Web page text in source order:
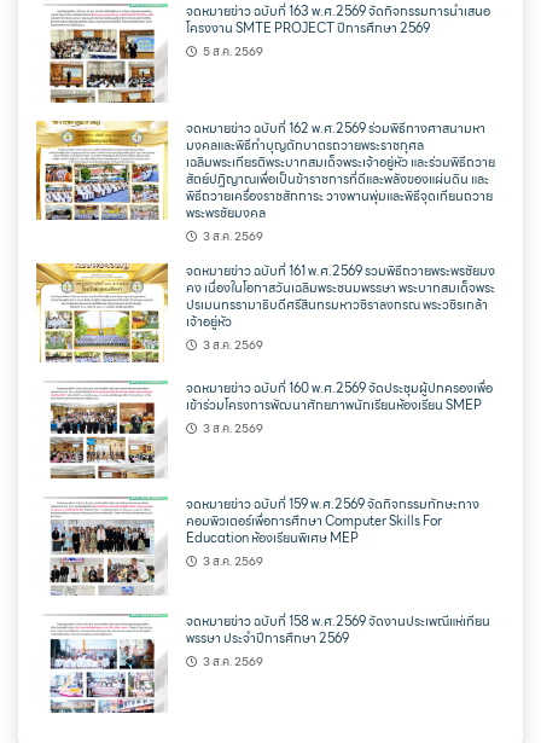
จดหมายข่าว ฉบับที่ 163 พ.ศ.2569 จัดกิจกรรมการนำเสนอ
โครงงาน SMTE PROJECT ปีการศึกษา 2569
5 ส.ค. 2569
จดหมายข่าว ฉบับที่ 162 พ.ศ.2569 ร่วมพิธีทางศาสนามหา
มงคลและพิธีทำบุญตักบาตรถวายพระราชกุศล
เฉลิมพระเกียรติพระบาทสมเด็จพระเจ้าอยู่หัว และร่วมพิธีถวาย
สัตย์ปฏิญาณเพื่อเป็นข้าราชการที่ดีและพลังของแผ่นดิน และ
พิธีถวายเครื่องราชสักการะ วางพานพุ่มและพิธีจุดเทียนถวาย
พระพรชัยมงคล
3 ส.ค. 2569
จดหมายข่าว ฉบับที่ 161 พ.ศ.2569 รวมพิธีถวายพระพรชัยมง
คง เนื่องในโอกาสวันเฉลิมพระชนมพรรษา พระบาทสมเด็จพระ
ปรเมนทรรามาธิบดีศรีสินทรมหาวชิราลงกรณ พระวชิรเกล้า
เจ้าอยู่หัว
3 ส.ค. 2569
จดหมายข่าว ฉบับที่ 160 พ.ศ.2569 จัดประชุมผู้ปกครองเพื่อ
เข้าร่วมโครงการพัฒนาศักยภาพนักเรียนห้องเรียน SMEP
3 ส.ค. 2569
จดหมายข่าว ฉบับที่ 159 พ.ศ.2569 จัดกิจกรรมทักษะทาง
คอมพิวเตอร์เพื่อการศึกษา Computer Skills For
Education ห้องเรียนพิเศษ MEP
3 ส.ค. 2569
จดหมายข่าว ฉบับที่ 158 พ.ศ.2569 จัดงานประเพณีแห่เทียน
พรรษา ประจำปีการศึกษา 2569
3 ส.ค. 2569